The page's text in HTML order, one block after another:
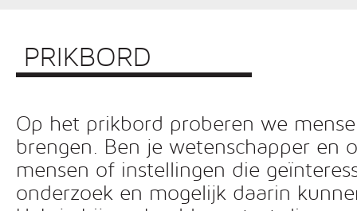
PRIKBORD
Op het prikbord proberen we
brengen. Ben je wetenschapper en
mensen of instellingen die
onderzoek en mogelijk daarin